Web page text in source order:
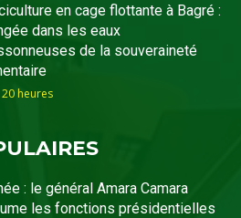
en cage flottante à Bagré :
dans les eaux
de la souveraineté
heures
: le général Amara Camara
les fonctions présidentielles